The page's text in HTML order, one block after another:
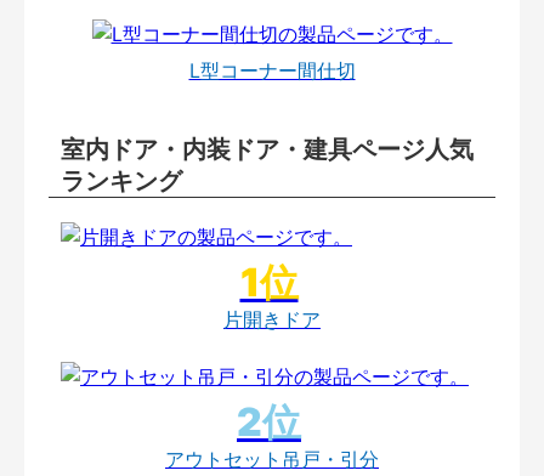
L型コーナー間仕切
室内ドア・内装ドア・建具ページ人気
ランキング
片開きドア
アウトセット吊戸・引分